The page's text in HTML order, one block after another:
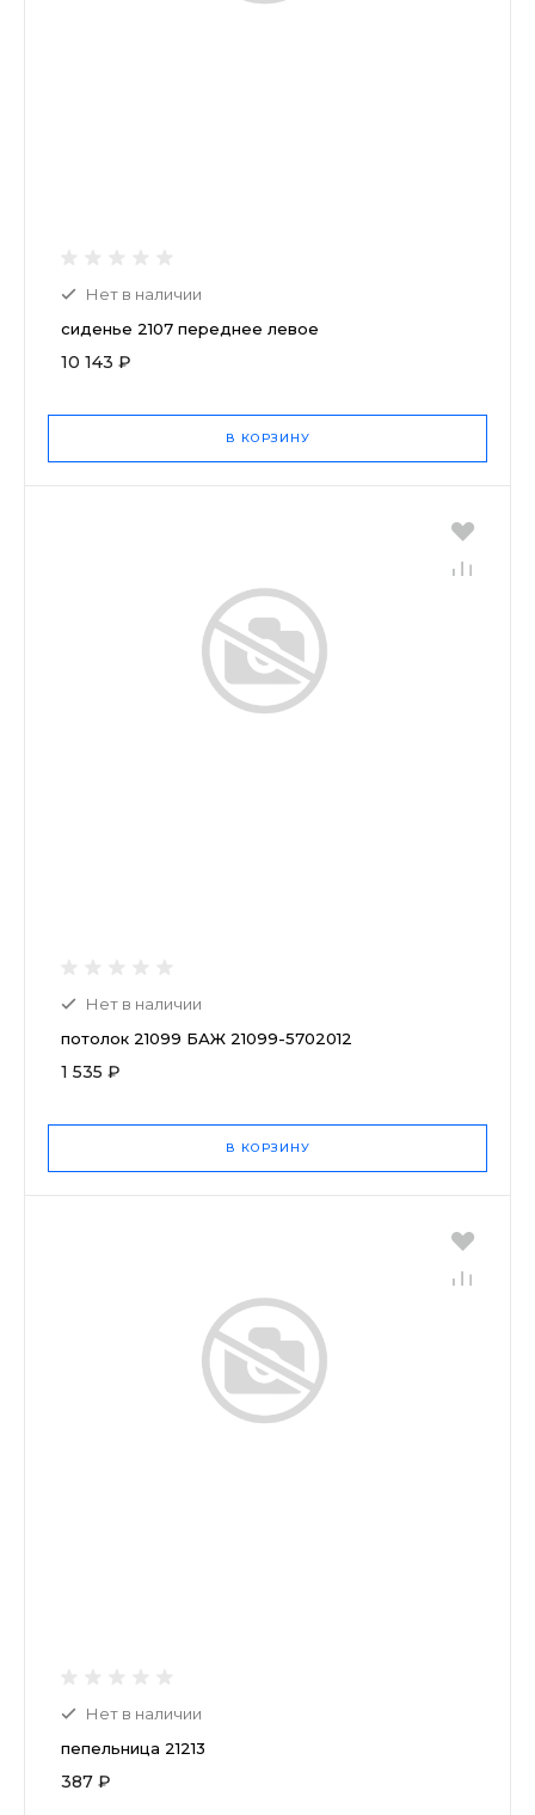
Нет в наличии
сиденье 2107 переднее левое
10 143 ₽
В КОРЗИНУ
Нет в наличии
потолок 21099 БАЖ 21099-5702012
1 535 ₽
В КОРЗИНУ
Нет в наличии
пепельница 21213
387 ₽